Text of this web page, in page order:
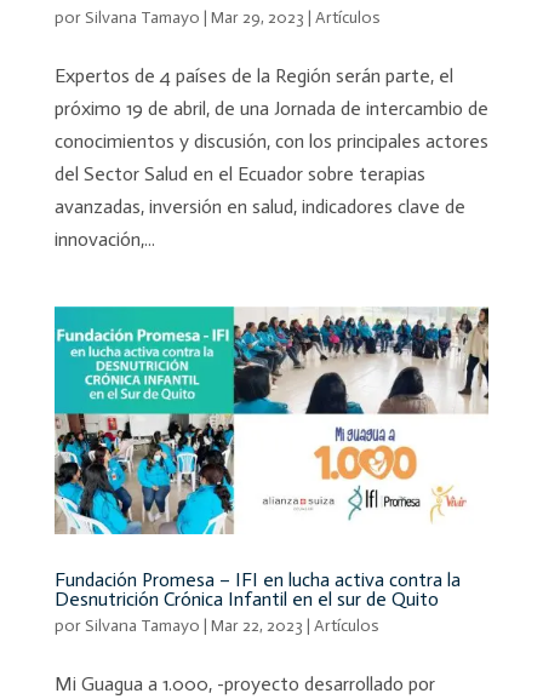
por Silvana Tamayo | Mar 29, 2023 | Artículos
Expertos de 4 países de la Región serán parte, el
próximo 19 de abril, de una Jornada de intercambio de
conocimientos y discusión, con los principales actores
del Sector Salud en el Ecuador sobre terapias
avanzadas, inversión en salud, indicadores clave de
innovación,...
Fundación Promesa – IFI en lucha activa contra la
Desnutrición Crónica Infantil en el sur de Quito
por Silvana Tamayo | Mar 22, 2023 | Artículos
Mi Guagua a 1.000, -proyecto desarrollado por